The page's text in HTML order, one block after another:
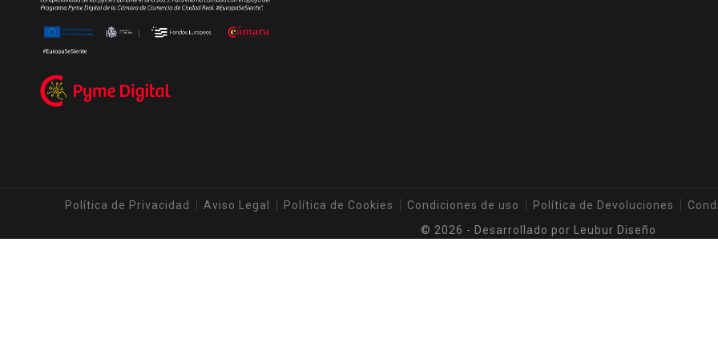
Política de Privacidad Aviso Legal Política de Cookies Condiciones de uso Política de Devoluciones
© 2026 - Desarrollado por
Leubur Diseño